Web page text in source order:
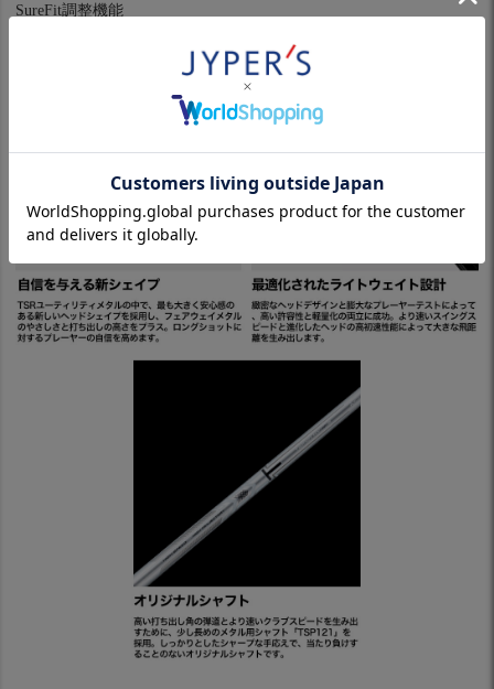
SureFit調整機能